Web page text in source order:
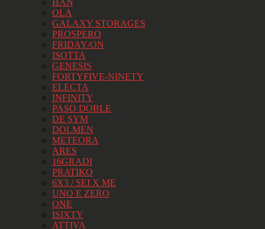
HAN
OLA
GALAXY STORAGES
PROSPERO
FRIDAY/ON
ISOTTA
GENESIS
FORTYFIVE-NINETY
ELECTA
INFINITY
PASO DOBLE
DE SYM
DOLMEN
METEORA
ARES
16GRADI
PRATIKO
6X3 / SEI X ME
UNO E ZERO
ONE
ISIXTY
ATTIVA